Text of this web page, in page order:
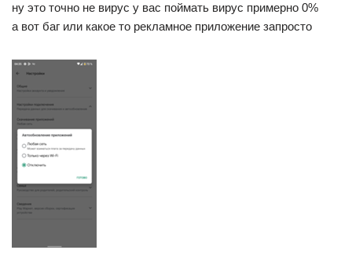
ну это точно не вирус у вас поймать вирус примерно 0%
а вот баг или какое то рекламное приложение запросто